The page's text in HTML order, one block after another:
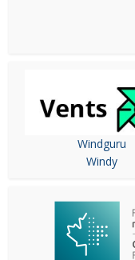
Windguru
Windy